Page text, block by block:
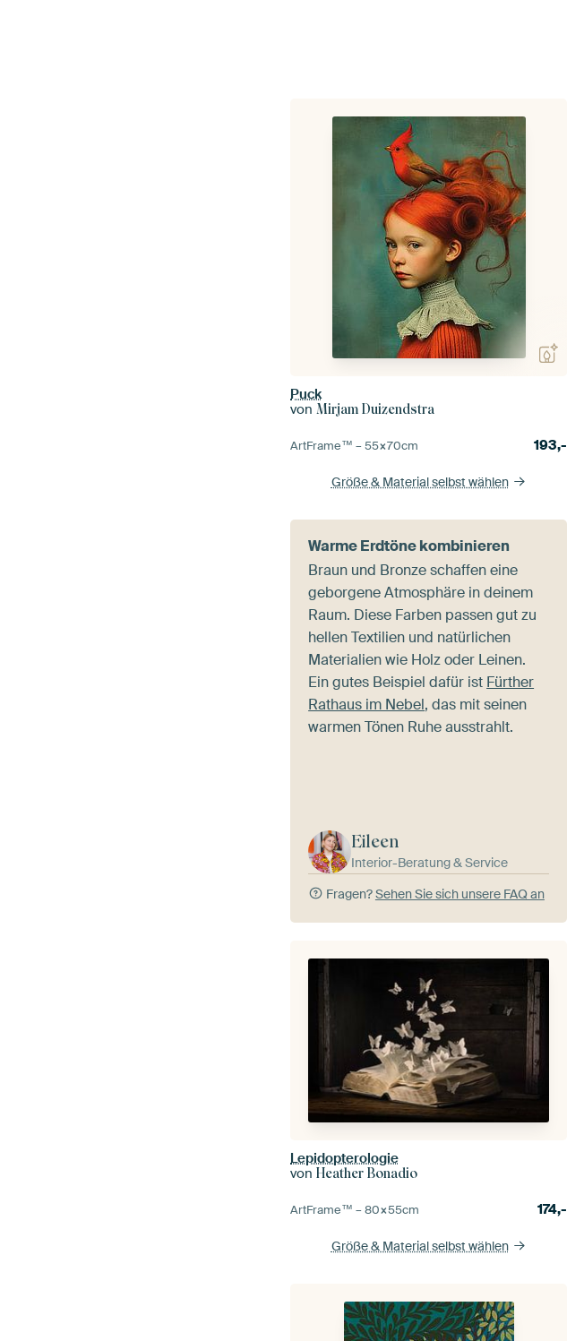
Puck
vonMirjam Duizendstra
ArtFrame™ –55×70cm 193,-
Größe & Material selbst wählen
Warme Erdtöne kombinieren
Braun und Bronze schaffen eine
geborgene Atmosphäre in deinem
Raum. Diese Farben passen gut zu
hellen Textilien und natürlichen
Materialien wie Holz oder Leinen.
Ein gutes Beispiel dafür ist Fürther
Rathaus im Nebel, das mit seinen
warmen Tönen Ruhe ausstrahlt.
Eileen
Interior-Beratung & Service
Fragen?Sehen Sie sich unsere FAQ an
Lepidopterologie
vonHeather Bonadio
ArtFrame™ –80×55cm 174,-
Größe & Material selbst wählen